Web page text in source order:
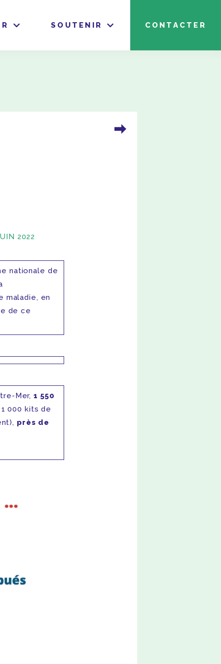
SOUTENIR CONTACTER
2022
nationale de
maladie, en
de ce
Mer,1 550
000 kits de
près de